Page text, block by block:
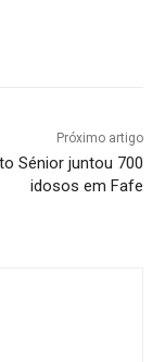
Próximo artigo
Sénior juntou 700
idosos em Fafe